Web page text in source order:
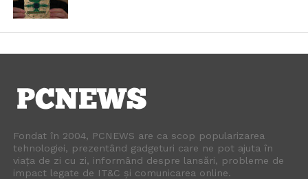
Fondat în 2004, PCNEWS are ca scop popularizarea
tehnologiei, prezentând gadgeturi care ne pot ajuta în
viața de zi cu zi, informând despre lansări, probleme de
impact legate de IT&C și comunicarea online.